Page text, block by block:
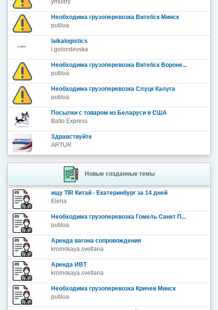
ymudry
Необходима грузоперевозка Витебск Минск
putiloa
laikalogistics
i.golondevska
Необходима грузоперевозка Витебск Вороне...
putiloa
Необходима грузоперевозка Слуцк Калуга
putiloa
Посылки с товаром из Беларуси в США
Balto Express
Здравствуйте
ARTUR
Новые созданные темы
ищу TIR Китай - Екатеринбург за 14 дней
Elena
Необходима грузоперевозка Гомель Санкт П...
putiloa
Аренда вагона сопровождения
kromskaya.svetlana
Аренда ИВТ
kromskaya.svetlana
Необходима грузоперевозка Кричев Минск
putiloa